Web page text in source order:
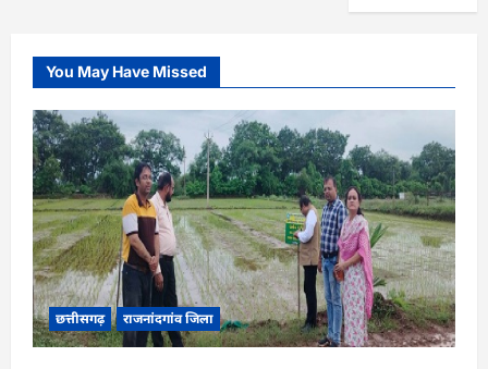
You May Have Missed
छत्तीसगढ़ राजनांदगांव जिला